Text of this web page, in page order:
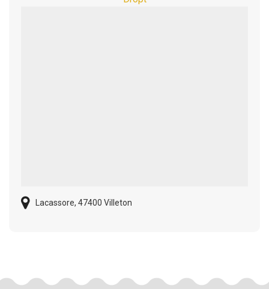
Lacassore, 47400 Villeton